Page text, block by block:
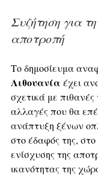
Συζήτηση για
αποτροπή
Το δημοσίευμα
Λιθουανία έχει
σχετικά με πιθανές
αλλαγές που θα
ανάπτυξη ξένων
στο έδαφός της, στο
ενίσχυσης της
ικανότητας της